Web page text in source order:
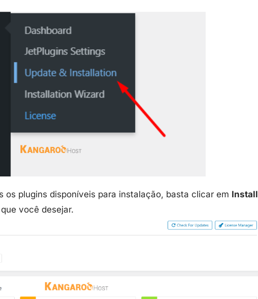
os plugins disponíveis para instalação, basta clicar em Install
você desejar.